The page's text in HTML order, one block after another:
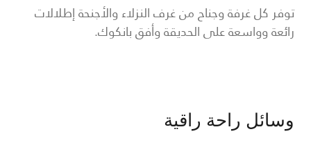
توفر كل غرفة وجناح من غرف النزلاء والأجنحة إطلالات
رائعة وواسعة على الحديقة وأفق بانكوك.
وسائل راحة راقية